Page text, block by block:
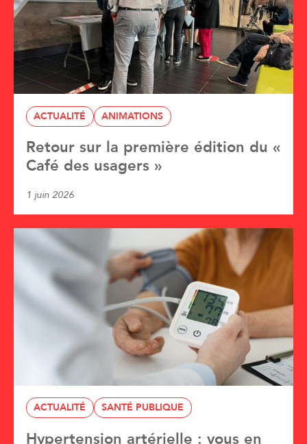
ACTUALITÉ ANIMATIONS
Retour sur la première édition du «
Café des usagers »
1 juin 2026
ACTUALITÉ SANTÉ PUBLIQUE
Hypertension artérielle : vous en